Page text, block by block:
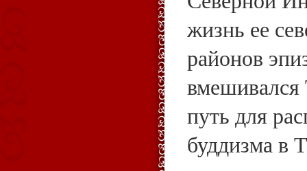
жизнь ее
районов
путь для
буддизма в